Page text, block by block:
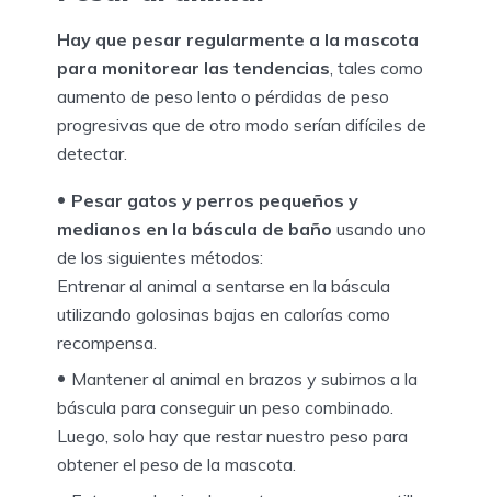
Hay que pesar regularmente a la mascota
para monitorear las tendencias, tales como
aumento de peso lento o pérdidas de peso
progresivas que de otro modo serían difíciles de
detectar.
Pesar gatos y perros pequeños y
medianos en la báscula de baño usando uno
de los siguientes métodos:
Entrenar al animal a sentarse en la báscula
utilizando golosinas bajas en calorías como
recompensa.
Mantener al animal en brazos y subirnos a la
báscula para conseguir un peso combinado.
Luego, solo hay que restar nuestro peso para
obtener el peso de la mascota.